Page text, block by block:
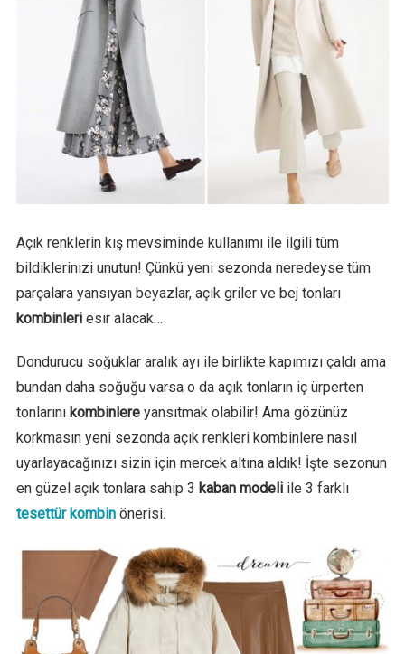
Açık renklerin kış mevsiminde kullanımı ile ilgili tüm
bildiklerinizi unutun! Çünkü yeni sezonda neredeyse tüm
parçalara yansıyan beyazlar, açık griler ve bej tonları
kombinleriesir alacak…
Dondurucu soğuklar aralık ayı ile birlikte kapımızı çaldı ama
bundan daha soğuğu varsa o da açık tonların iç ürperten
tonlarını kombinlereyansıtmak olabilir! Ama gözünüz
korkmasın yeni sezonda açık renkleri kombinlere nasıl
uyarlayacağınızı sizin için mercek altına aldık! İşte sezonun
en güzel açık tonlara sahip 3 kaban modeliile 3 farklı
tesettür kombinönerisi.